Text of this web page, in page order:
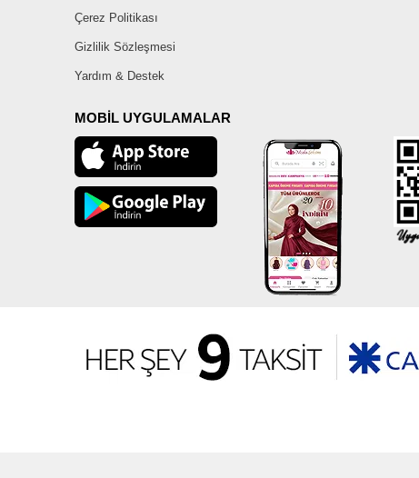
Çerez Politikası
Gizlilik Sözleşmesi
Yardım & Destek
MOBİL UYGULAMALAR